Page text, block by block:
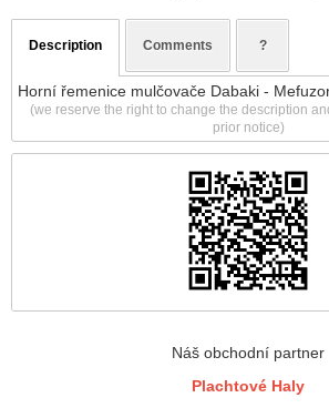
Náš obchodní partner
Plachtové Haly
Description Comments ?
Horní řemenice mulčovače Dabaki -
(we reserve the right to change the description
prior notice)